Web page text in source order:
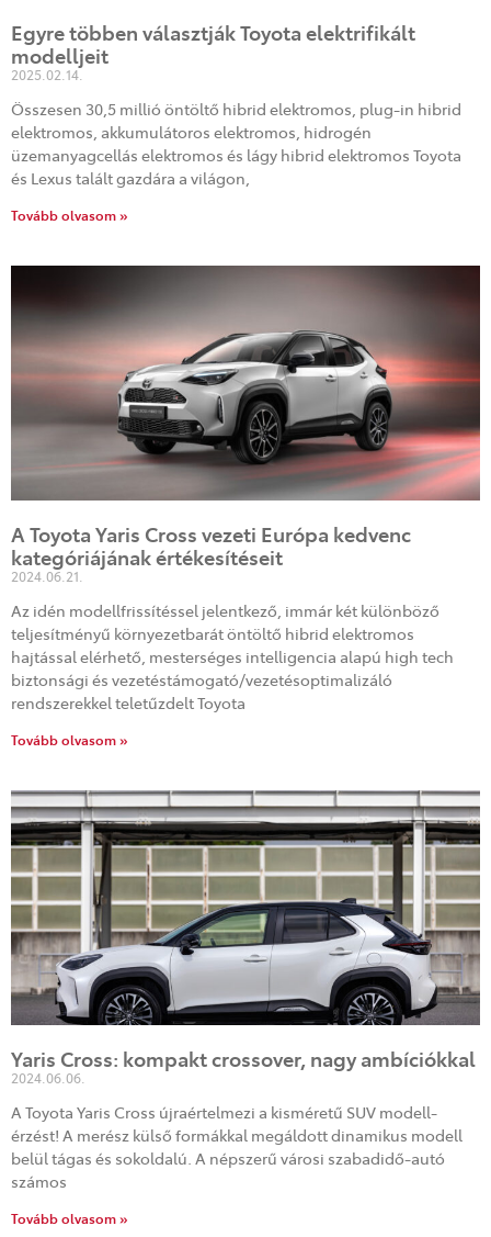
Egyre többen választják Toyota elektrifikált
modelljeit
2025.02.14.
Összesen 30,5 millió öntöltő hibrid elektromos, plug-in hibrid
elektromos, akkumulátoros elektromos, hidrogén
üzemanyagcellás elektromos és lágy hibrid elektromos Toyota
és Lexus talált gazdára a világon,
Tovább olvasom »
A Toyota Yaris Cross vezeti Európa kedvenc
kategóriájának értékesítéseit
2024.06.21.
Az idén modellfrissítéssel jelentkező, immár két különböző
teljesítményű környezetbarát öntöltő hibrid elektromos
hajtással elérhető, mesterséges intelligencia alapú high tech
biztonsági és vezetéstámogató/vezetésoptimalizáló
rendszerekkel teletűzdelt Toyota
Tovább olvasom »
Yaris Cross: kompakt crossover, nagy ambíciókkal
2024.06.06.
A Toyota Yaris Cross újraértelmezi a kisméretű SUV modell-
érzést! A merész külső formákkal megáldott dinamikus modell
belül tágas és sokoldalú. A népszerű városi szabadidő-autó
számos
Tovább olvasom »